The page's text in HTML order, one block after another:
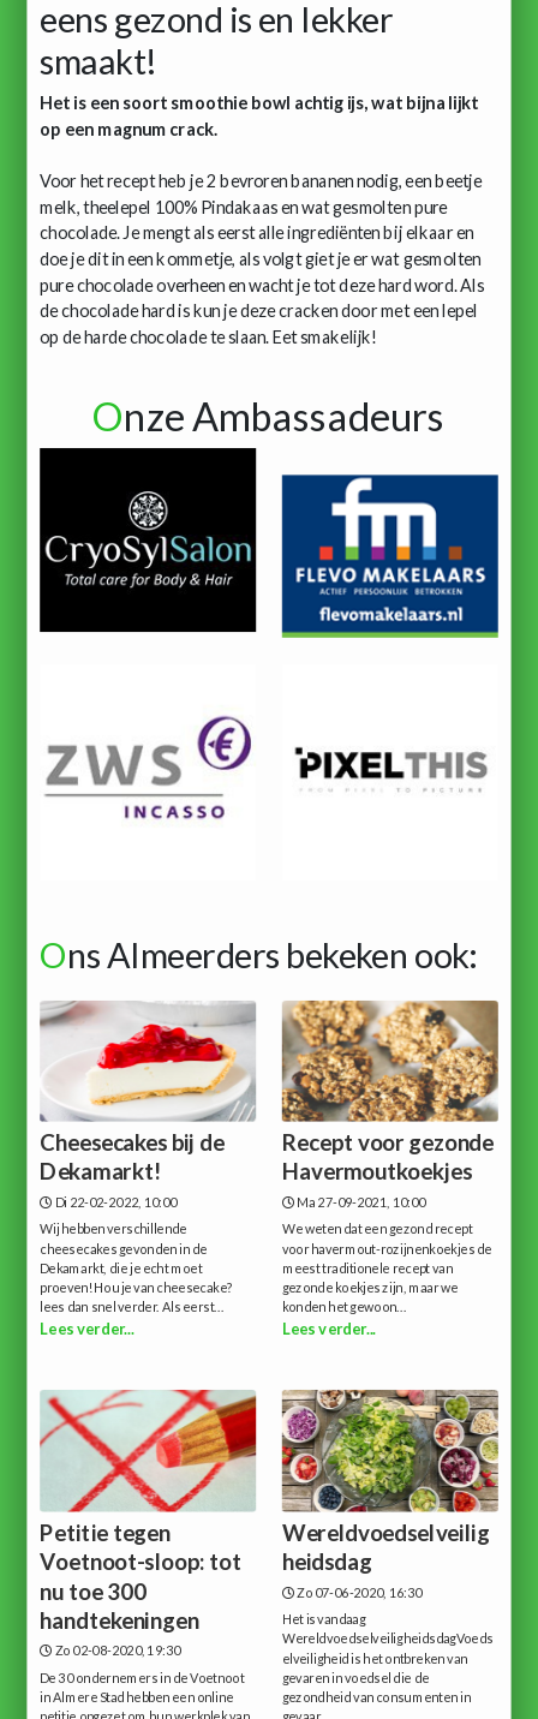
eens gezond is en lekker
smaakt!
Het is een soort smoothie bowl achtig ijs, wat bijna lijkt
op een magnum crack.
Voor het recept heb je 2 bevroren bananen nodig, een beetje
melk, theelepel 100% Pindakaas en wat gesmolten pure
chocolade. Je mengt als eerst alle ingrediënten bij elkaar en
doe je dit in een kommetje, als volgt giet je er wat gesmolten
pure chocolade overheen en wacht je tot deze hard word. Als
de chocolade hard is kun je deze cracken door met een lepel
op de harde chocolade te slaan. Eet smakelijk!
Onze Ambassadeurs
Ons Almeerders bekeken ook:
Cheesecakes bij de
Dekamarkt!
Di 22-02-2022, 10:00
Wij hebben verschillende
cheesecakes gevonden in de
Dekamarkt, die je echt moet
proeven!Hou je van cheesecake?
lees dan snel verder. Als eerst...
Lees verder...
Recept voor gezonde
Havermoutkoekjes
Ma 27-09-2021, 10:00
We weten dat een gezond recept
voor havermout-rozijnenkoekjes de
meest traditionele recept van
gezonde koekjes zijn, maar we
konden het gewoon...
Lees verder...
Petitie tegen
Voetnoot-sloop: tot
nu toe 300
handtekeningen
Zo 02-08-2020, 19:30
De 30 ondernemers in de Voetnoot
in Almere Stad hebben een online
Wereldvoedselveilig
heidsdag
Zo 07-06-2020, 16:30
Het is vandaag
WereldvoedselveiligheidsdagVoeds
elveiligheid is het ontbreken van
gevaren in voedsel die de
gezondheid van consumenten in